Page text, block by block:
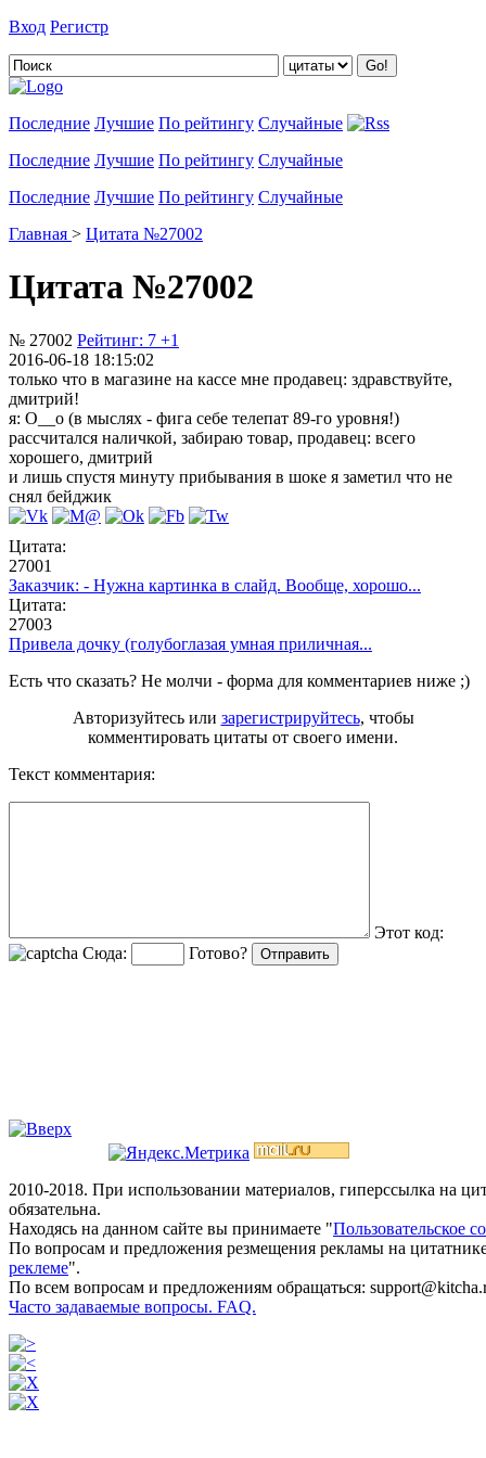
Вход Регистр
Последние Лучшие По рейтингу Случайные
Последние Лучшие По рейтингу Случайные
Последние Лучшие По рейтингу Случайные
Главная > Цитата №27002
Цитата №27002
№ 27002 Рейтинг: 7 +1
2016-06-18 18:15:02
только что в магазине на кассе мне продавец: здравствуйте,
дмитрий!
я: О__о (в мыслях - фига себе телепат 89-го уровня!)
рассчитался наличкой, забираю товар, продавец: всего
хорошего, дмитрий
и лишь спустя минуту прибывания в шоке я заметил что не
снял бейджик
Цитата:
27001
Заказчик: - Нужна картинка в слайд. Вообще, хорошо...
Цитата:
27003
Привела дочку (голубоглазая умная приличная...
Есть что сказать? Не молчи - форма для комментариев ниже ;)
Авторизуйтесь или зарегистрируйтесь, чтобы
комментировать цитаты от своего имени.
Текст комментария:
Этот код:
Сюда:
Готово?
2010-2018. При использовании материалов, гиперссылка на
обязательна.
Находясь на данном сайте вы принимаете "Пользовательское
По вопросам и предложения резмещения рекламы на
реклеме".
По всем вопросам и предложениям обращаться:
Часто задаваемые вопросы. FAQ.